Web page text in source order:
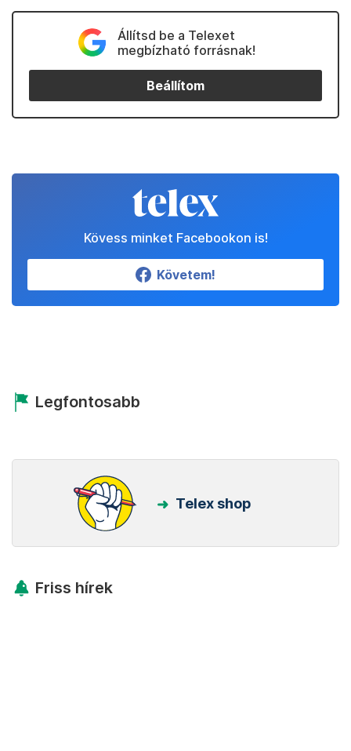
Állítsd be a Telexet
megbízható forrásnak!
Beállítom
Kövess minket Facebookon is!
Követem!
Legfontosabb
Telex shop
Friss hírek